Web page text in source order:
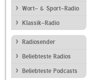
Wort- & Sport-Radio
Klassik-Radio
Radiosender
Beliebteste Radios
Beliebteste Podcasts